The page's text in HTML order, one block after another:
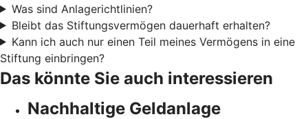
Was sind Anlagerichtlinien?
Bleibt das Stiftungsvermögen dauerhaft erhalten?
Kann ich auch nur einen Teil meines Vermögens in eine
Stiftung einbringen?
Das könnte Sie auch interessieren
Nachhaltige Geldanlage